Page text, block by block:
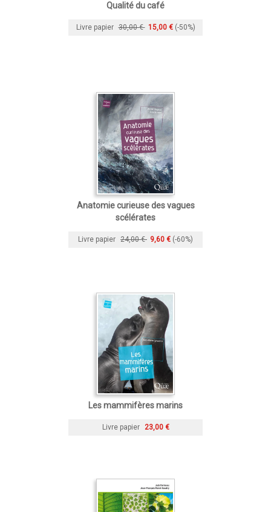
Qualité du café
Livre papier 30,00 € 15,00 € (-50%)
Anatomie curieuse des vagues
scélérates
Livre papier 24,00 € 9,60 € (-60%)
Les mammifères marins
Livre papier 23,00 €